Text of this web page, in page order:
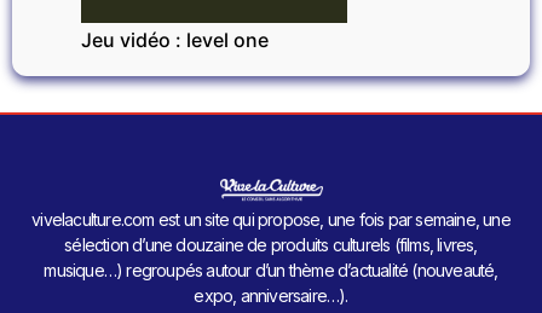
Jeu vidéo : level one
vivelaculture.com est un site qui propose, une fois par semaine, une
sélection d’une douzaine de produits culturels (films, livres,
musique…) regroupés autour d’un thème d’actualité (nouveauté,
expo, anniversaire…).